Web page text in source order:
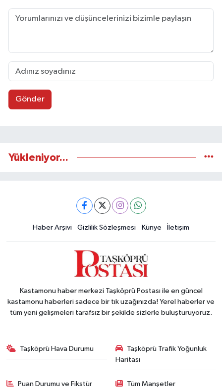
Gönder
Yükleniyor...
Haber Arşivi Gizlilik Sözleşmesi Künye İletişim
Kastamonu haber merkezi Taşköprü Postası ile en güncel
kastamonu haberleri sadece bir tık uzağınızda! Yerel haberler ve
tüm yeni gelişmeleri tarafsız bir şekilde sizlerle buluşturuyoruz.
Taşköprü Hava Durumu
Taşköprü Trafik Yoğunluk
Haritası
Puan Durumu ve Fikstür Tüm Manşetler